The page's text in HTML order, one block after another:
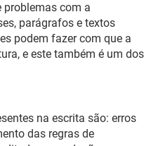
problemas com a
parágrafos e textos
podem fazer com que a
e este também é um dos
na escrita são: erros
das regras de